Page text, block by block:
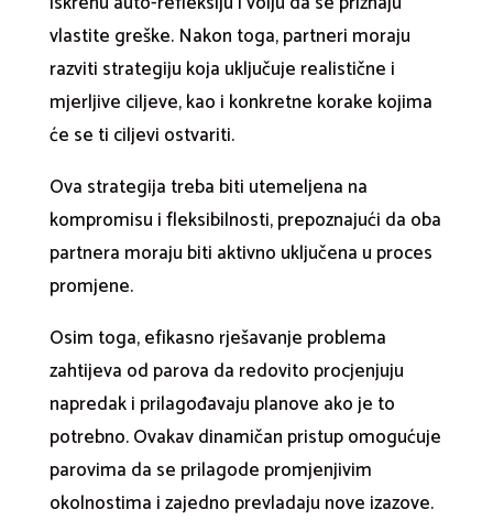
vlastite greške. Nakon toga, partneri moraju
razviti strategiju koja uključuje realistične i
mjerljive ciljeve, kao i konkretne korake kojima
će se ti ciljevi ostvariti.
Ova strategija treba biti utemeljena na
kompromisu i fleksibilnosti, prepoznajući da oba
partnera moraju biti aktivno uključena u proces
promjene.
Osim toga, efikasno rješavanje problema
zahtijeva od parova da redovito procjenjuju
napredak i prilagođavaju planove ako je to
potrebno. Ovakav dinamičan pristup omogućuje
parovima da se prilagode promjenjivim
okolnostima i zajedno prevladaju nove izazove.